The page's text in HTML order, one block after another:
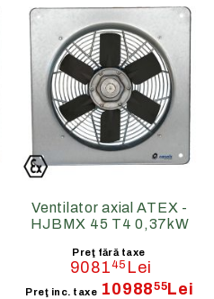
Ventilator axial ATEX -
HJBMX 45 T4 0,37kW
Preţ fără taxe
908145 Lei
Preţ inc. taxe 1098855Lei